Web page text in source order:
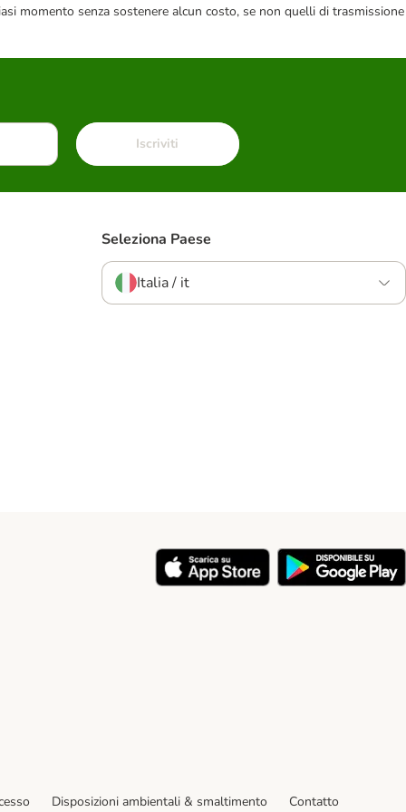
momento senza sostenere alcun costo, se non quelli di trasmissione
Iscriviti
Seleziona Paese
Italia / it
Disposizioni ambientali & smaltimento Contatto